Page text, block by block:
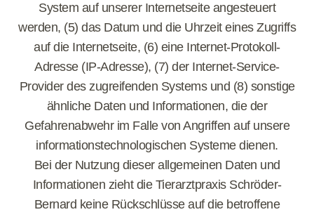
System auf unserer Internetseite angesteuert
werden, (5) das Datum und die Uhrzeit eines Zugriffs
auf die Internetseite, (6) eine Internet-Protokoll-
Adresse (IP-Adresse), (7) der Internet-Service-
Provider des zugreifenden Systems und (8) sonstige
ähnliche Daten und Informationen, die der
Gefahrenabwehr im Falle von Angriffen auf unsere
informationstechnologischen Systeme dienen.
Bei der Nutzung dieser allgemeinen Daten und
Informationen zieht die Tierarztpraxis Schröder-
Bernard keine Rückschlüsse auf die betroffene